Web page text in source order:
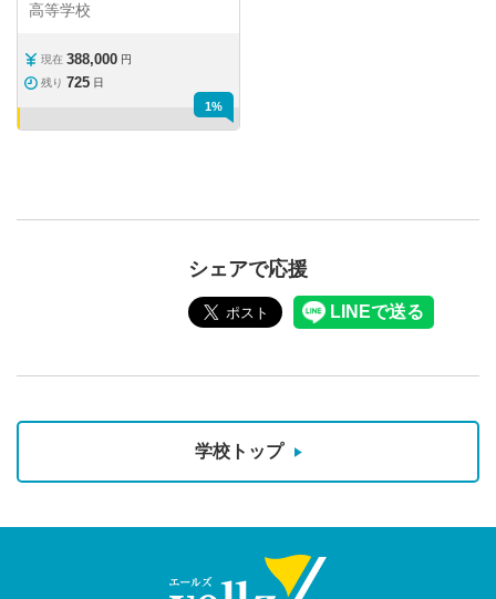
高等学校
現在 388,000 円
残り 725 日
1%
シェアで応援
学校トップ